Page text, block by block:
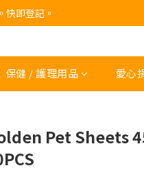
快即登記。
保健 / 護理用品 愛心
Pet Sheets